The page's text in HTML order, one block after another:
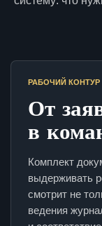
РАБОЧИЙ КОНТУР
От
в
Комплект
выдерживать
смотрит не
ведения